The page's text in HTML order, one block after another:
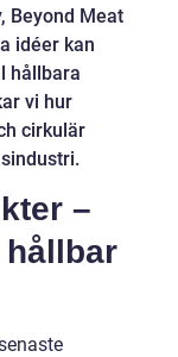
Beyond Meat
idéer kan
hållbara
vi hur
cirkulär
–